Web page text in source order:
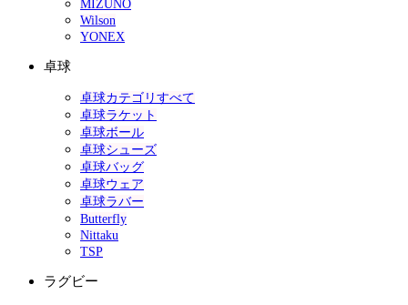
MIZUNO
Wilson
YONEX
卓球
卓球カテゴリすべて
卓球ラケット
卓球ボール
卓球シューズ
卓球バッグ
卓球ウェア
卓球ラバー
Butterfly
Nittaku
TSP
ラグビー